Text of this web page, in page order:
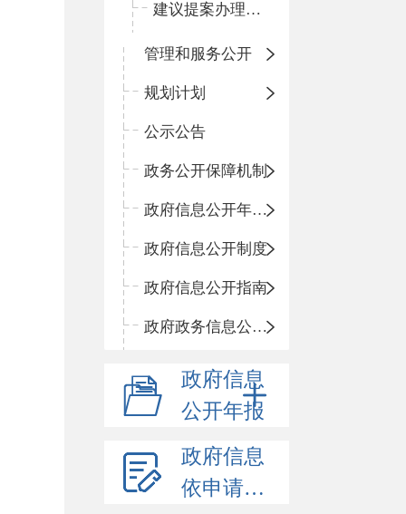
建议提案办理总体情况
管理和服务公开
规划计划
公示公告
政务公开保障机制
政府信息公开年度报告
政府信息公开制度
政府信息公开指南
政府政务信息公开目录
政府信息
公开年报
政府信息
依申请公开